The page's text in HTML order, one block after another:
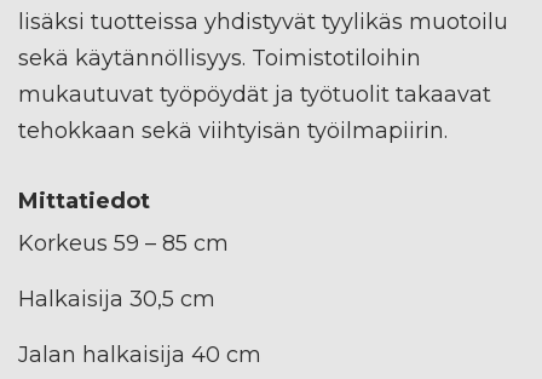
lisäksi tuotteissa yhdistyvät tyylikäs muotoilu
sekä käytännöllisyys. Toimistotiloihin
mukautuvat työpöydät ja työtuolit takaavat
tehokkaan sekä viihtyisän työilmapiirin.
Mittatiedot
Korkeus 59 – 85 cm
Halkaisija 30,5 cm
Jalan halkaisija 40 cm